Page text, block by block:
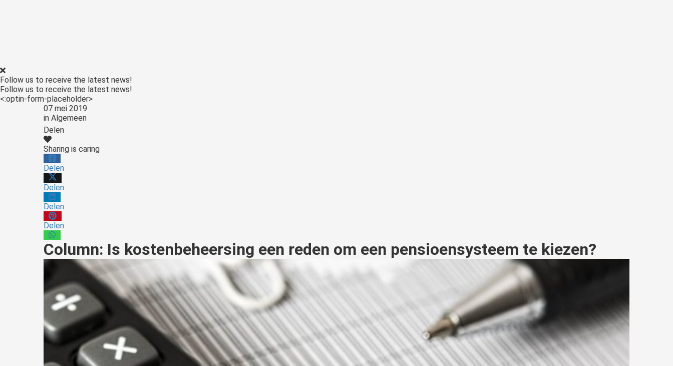
Follow us to receive the latest news!
Follow us to receive the latest news!
<:optin-form-placeholder>
07 mei 2019
in Algemeen
Delen
Sharing is caring
Delen
Delen
Delen
Delen
Column: Is kostenbeheersing een reden om een pensioensysteem te kiezen?